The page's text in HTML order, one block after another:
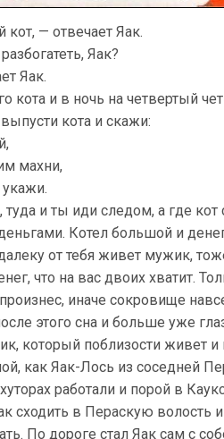
— отвечает Яак.
Яак?
Яак.
кота и в ночь на четвертый
кота и скажи:
махни,
туда и ты иди следом, а где
Котел большой и
от тебя живет мужик,
что на вас двоих хватит.
иначе сокровище
этого сна и больше уже
который поблизости живет
как Яак-Лось из соседней
работали и порой в
сходить в Пераскую волость
По дороге стал Яак сам с